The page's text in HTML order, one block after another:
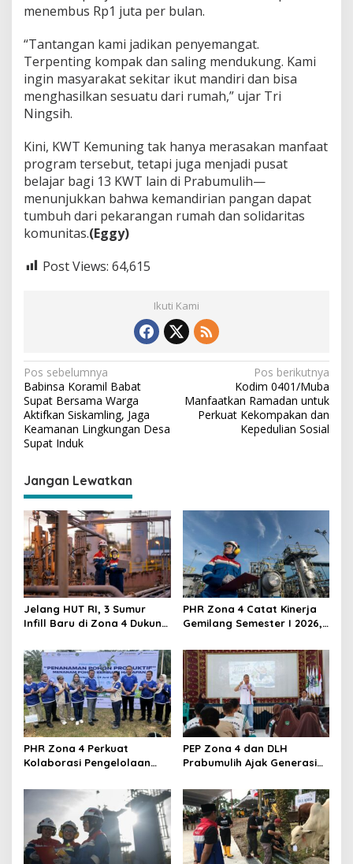
menembus Rp1 juta per bulan.
“Tantangan kami jadikan penyemangat.
Terpenting kompak dan saling mendukung. Kami
ingin masyarakat sekitar ikut mandiri dan bisa
menghasilkan sesuatu dari rumah,” ujar Tri
Ningsih.
Kini, KWT Kemuning tak hanya merasakan manfaat
program tersebut, tetapi juga menjadi pusat
belajar bagi 13 KWT lain di Prabumulih—
menunjukkan bahwa kemandirian pangan dapat
tumbuh dari pekarangan rumah dan solidaritas
komunitas.(Eggy)
Post Views: 64,615
Ikuti Kami
N
a
v
i
a
s
i
p
o
s
Pos sebelumnya
Babinsa Koramil Babat
Supat Bersama Warga
Aktifkan Siskamling, Jaga
Keamanan Lingkungan Desa
Supat Induk
Pos berikutnya
Kodim 0401/Muba
Manfaatkan Ramadan untuk
Perkuat Kekompakan dan
Kepedulian Sosial
Jangan Lewatkan
Jelang HUT RI, 3 Sumur
Infill Baru di Zona 4 Dukung
PHR Zona 4 Catat Kinerja
Gemilang Semester I 2026,
27.500 BOPD
PHR Zona 4 Perkuat
Kolaborasi Pengelolaan
Dukung Aksi Iklim dan
Pelestarian Lingkungan
PEP Zona 4 dan DLH
Prabumulih Ajak Generasi
Perubahan Iklim